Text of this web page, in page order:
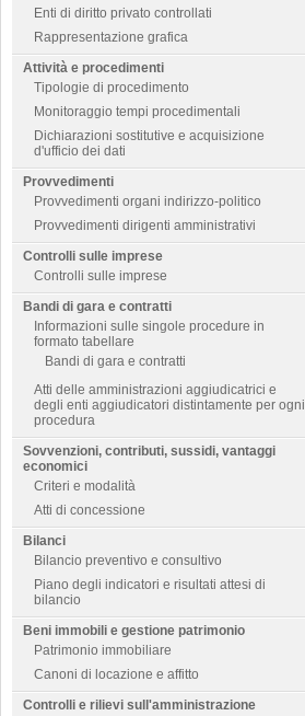
Enti di diritto privato controllati
Rappresentazione grafica
Attività e procedimenti
Tipologie di procedimento
Monitoraggio tempi procedimentali
Dichiarazioni sostitutive e acquisizione
d'ufficio dei dati
Provvedimenti
Provvedimenti organi indirizzo-politico
Provvedimenti dirigenti amministrativi
Controlli sulle imprese
Controlli sulle imprese
Bandi di gara e contratti
Informazioni sulle singole procedure in
formato tabellare
Bandi di gara e contratti
Atti delle amministrazioni aggiudicatrici e
degli enti aggiudicatori distintamente per ogni
procedura
Sovvenzioni, contributi, sussidi, vantaggi
economici
Criteri e modalità
Atti di concessione
Bilanci
Bilancio preventivo e consultivo
Piano degli indicatori e risultati attesi di
bilancio
Beni immobili e gestione patrimonio
Patrimonio immobiliare
Canoni di locazione e affitto
Controlli e rilievi sull'amministrazione